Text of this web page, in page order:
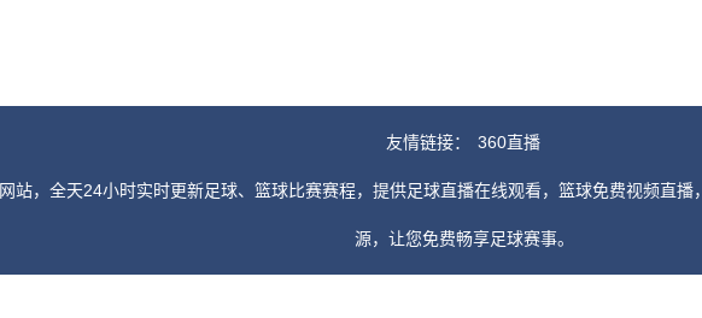
友情链接： 360直播
站，全天24小时实时更新足球、篮球比赛赛程，提供足球直播在线观看，篮球免费视频直
源，让您免费畅享足球赛事。